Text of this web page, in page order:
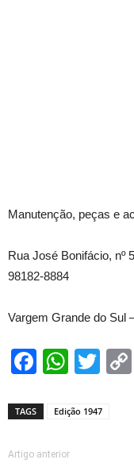
Manutenção, peças e
Rua José Bonifácio, nº
98182-8884
Vargem Grande do Sul
TAGS Edição 1947
Artigo anterior